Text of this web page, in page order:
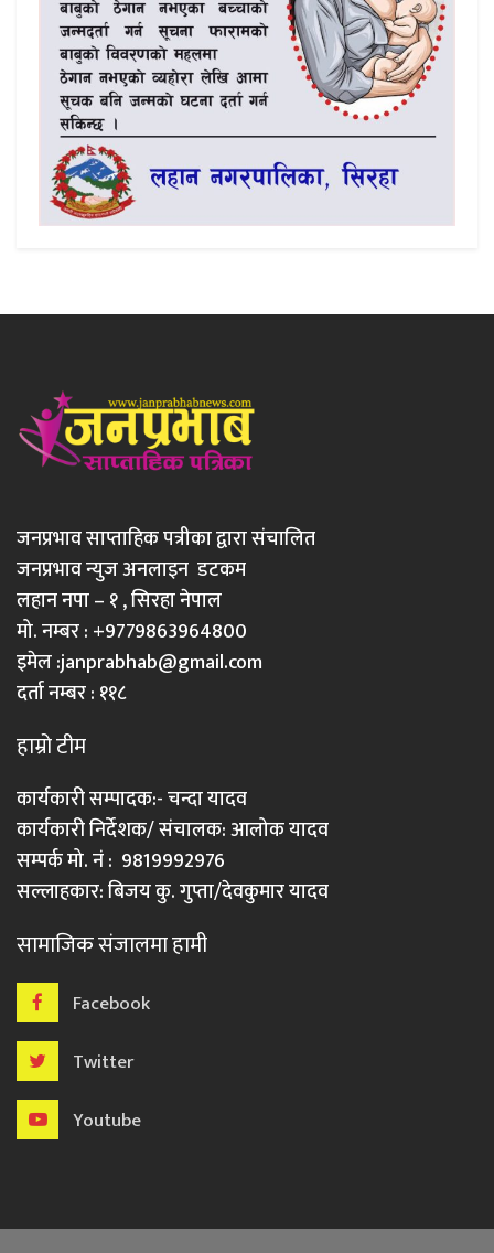
जनप्रभाव साप्ताहिक पत्रीका द्वारा संचालित
जनप्रभाव न्युज अनलाइन डटकम
लहान नपा – १ , सिरहा नेपाल
मो. नम्बर : +9779863964800
इमेल :janprabhab@gmail.com
दर्ता नम्बर : ११८
हाम्रो टीम
कार्यकारी सम्पादक:- चन्दा यादव
कार्यकारी निर्देशक/ संचालक: आलोक यादव
सम्पर्क मो. नं : 9819992976
सल्लाहकार: बिजय कु. गुप्ता/देवकुमार यादव
सामाजिक संजालमा हामी
Facebook
Twitter
Youtube